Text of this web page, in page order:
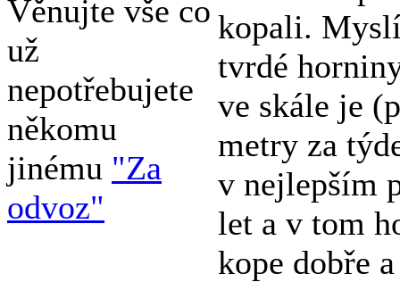
Věnujte vše co
už
nepotřebujete
někomu
jinému "Za
odvoz"
kopali.
tvrdé
ve skále je
metry za
v nejlepším
let a v tom
kope dobře